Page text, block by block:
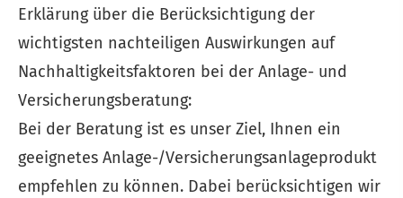
Erklärung über die Berücksichtigung der
wichtigsten nachteiligen Auswirkungen auf
Nachhaltigkeitsfaktoren bei der Anlage- und
Versicherungsberatung:
Bei der Beratung ist es unser Ziel, Ihnen ein
geeignetes Anlage-/Versicherungsanlageprodukt
empfehlen zu können. Dabei berücksichtigen wir